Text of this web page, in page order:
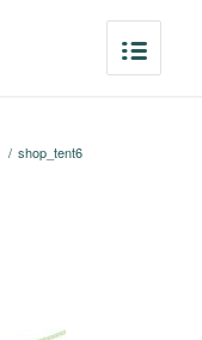
/ shop_tent6